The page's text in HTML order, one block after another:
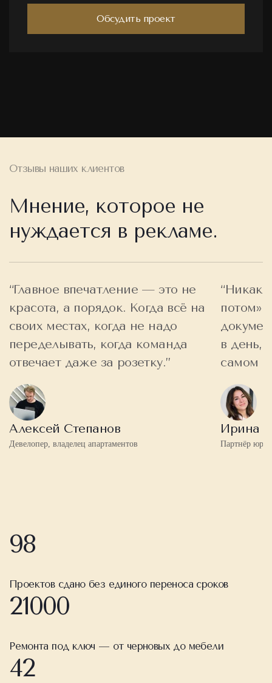
Обсудить проект
Отзывы наших клиентов
Мнение, которое не
нуждается в рекламе.
“Главное впечатление — это не
красота, а порядок. Когда всё на
своих местах, когда не надо
переделывать, когда команда
отвечает даже за розетку.”
Алексей Степанов
Девелопер, владелец апартаментов
в день,
самом
Ирина
Партнёр
98
Проектов сдано без единого переноса сроков
21000
Ремонта под ключ — от черновых до мебели
42